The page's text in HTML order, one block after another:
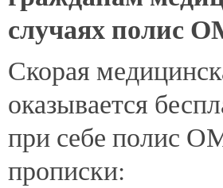
случаях полис
Скорая
оказывается
при себе полис
прописки: